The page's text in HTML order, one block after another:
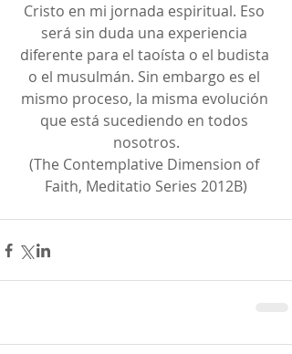
Cristo en mi jornada espiritual. Eso
será sin duda una experiencia
diferente para el taoísta o el budista
o el musulmán. Sin embargo es el
mismo proceso, la misma evolución
que está sucediendo en todos
nosotros.
(The Contemplative Dimension of
Faith, Meditatio Series 2012B)